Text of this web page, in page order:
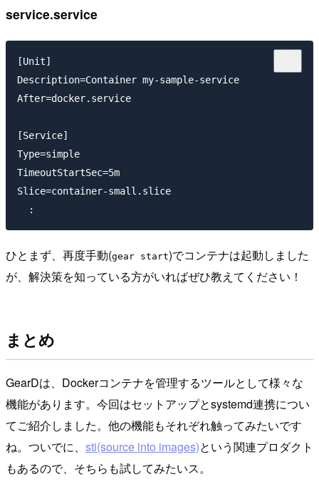
service.service
[Unit]
Description=Container my-sample-service
After=docker.service
[Service]
Type=simple
TimeoutStartSec=5m
Slice=container-small.slice
ひとまず、再度手動(gear start)でコンテナは起動しました
が、解決策を知っている方がいればぜひ教えてください！
まとめ
GearDは、Dockerコンテナを管理するツールとして様々な
機能があります。今回はセットアップとsystemd連携につい
てご紹介しました。他の機能もそれぞれ触ってみたいです
ね。ついでに、 sti(source into images)という関連プロダクト
もあるので、そちらも試してみたいス。